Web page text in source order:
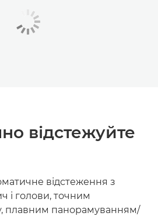
відстежуйте
відстеження з
і голови, точним
плавним панорамуванням/